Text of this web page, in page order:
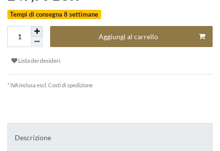
Tempi di consegna 8 settimane
Aggiungi al carrello
Lista dei desideri
* IVA inclusa escl. Costi di spedizione
Descrizione